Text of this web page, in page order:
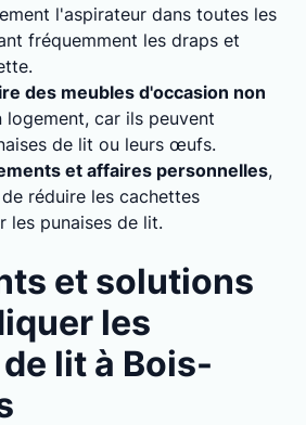
l'aspirateur dans toutes les
fréquemment les draps et
des meubles d'occasion non
logement, car ils peuvent
de lit ou leurs œufs.
et affaires personnelles,
réduire les cachettes
les punaises de lit.
et solutions
les
lit à Bois-